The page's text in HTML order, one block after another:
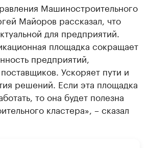
Машиностроительного
Майоров рассказал, что
для предприятий.
площадка сокращает
предприятий,
Ускоряет пути и
решений. Если эта площадка
то она будет полезна
кластера», – сказал